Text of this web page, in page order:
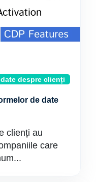
despre clienți
de date
clienți au
care